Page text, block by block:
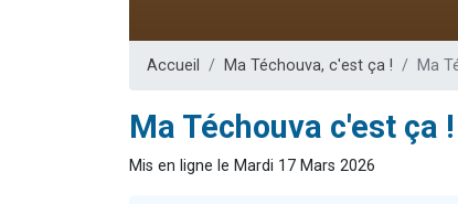
Accueil Ma Téchouva, c'est ça ! Ma
Ma Téchouva c'est
Mis en ligne le Mardi 17 Mars 2026